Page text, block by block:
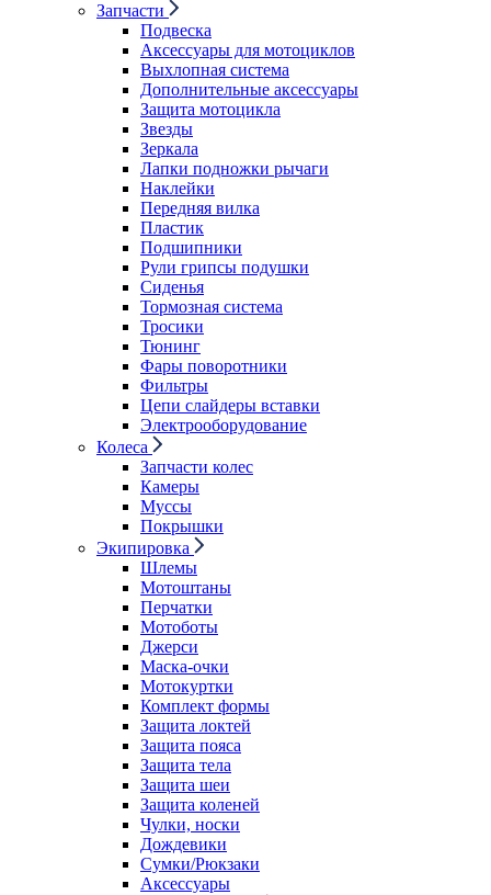
Запчасти
Подвеска
Аксессуары для мотоциклов
Выхлопная система
Дополнительные аксессуары
Защита мотоцикла
Звезды
Зеркала
Лапки подножки рычаги
Наклейки
Передняя вилка
Пластик
Подшипники
Рули грипсы подушки
Сиденья
Тормозная система
Тросики
Тюнинг
Фары поворотники
Фильтры
Цепи слайдеры вставки
Электрооборудование
Колеса
Запчасти колес
Камеры
Муссы
Покрышки
Экипировка
Шлемы
Мотоштаны
Перчатки
Мотоботы
Джерси
Маска-очки
Мотокуртки
Комплект формы
Защита локтей
Защита пояса
Защита тела
Защита шеи
Защита коленей
Чулки, носки
Дождевики
Сумки/Рюкзаки
Аксессуары